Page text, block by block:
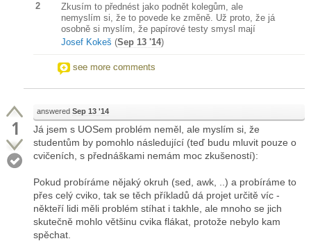
2
Zkusím to přednést jako podnět kolegům, ale
nemyslím si, že to povede ke změně. Už proto, že já
osobně si myslím, že papírové testy smysl mají
Josef Kokeš (Sep 13 '14)
see more comments
1
answered Sep 13 '14
Já jsem s UOSem problém neměl, ale myslím si, že
studentům by pomohlo následující (teď budu mluvit pouze o
cvičeních, s přednáškami nemám moc zkušeností):
Pokud probíráme nějaký okruh (sed, awk, ..) a probíráme to
přes celý cviko, tak se těch příkladů dá projet určitě víc -
někteří lidi měli problém stíhat i takhle, ale mnoho se jich
skutečně mohlo většinu cvika flákat, protože nebylo kam
spěchat.